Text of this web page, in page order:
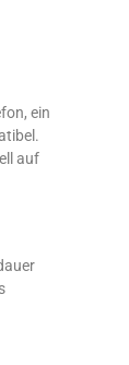
ein
auf